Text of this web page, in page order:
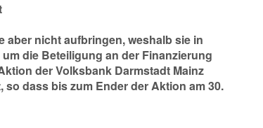
aber nicht aufbringen, weshalb sie in
die Beteiligung an der Finanzierung
der Volksbank Darmstadt Mainz
dass bis zum Ender der Aktion am 30.